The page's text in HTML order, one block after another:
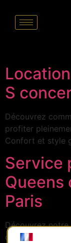
S
Découvrez
profiter
Confort et style
Service
Queens
Paris
Découvrez
concert